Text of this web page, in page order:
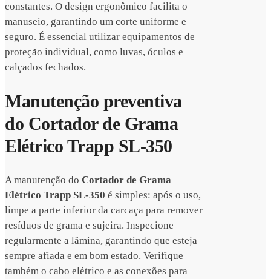
constantes. O design ergonômico facilita o
manuseio, garantindo um corte uniforme e
seguro. É essencial utilizar equipamentos de
proteção individual, como luvas, óculos e
calçados fechados.
Manutenção preventiva
do Cortador de Grama
Elétrico Trapp SL-350
A manutenção do Cortador de Grama
Elétrico Trapp SL-350 é simples: após o uso,
limpe a parte inferior da carcaça para remover
resíduos de grama e sujeira. Inspecione
regularmente a lâmina, garantindo que esteja
sempre afiada e em bom estado. Verifique
também o cabo elétrico e as conexões para